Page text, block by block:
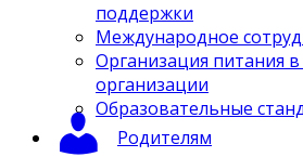
поддержки
Международное
Организация питания
организации
Образовательные
Родителям